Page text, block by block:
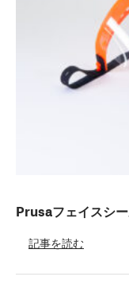
Prusaフェイスシ
記事を読む